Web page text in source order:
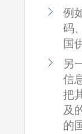
例
码
国
另
信
把
及
的